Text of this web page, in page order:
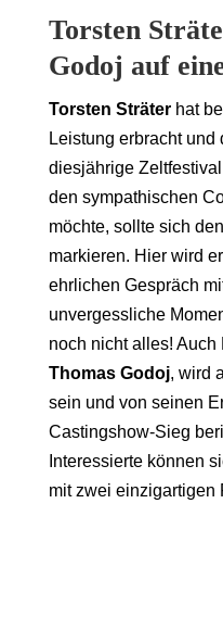
Torsten
Godoj auf
Torsten Sträterhat
Leistung erbracht und
diesjährige
den sympathischen
möchte, sollte sich
markieren. Hier wird
ehrlichen Gespräch
unvergessliche
noch nicht alles!
Thomas Godoj, wird
sein und von seinen
Castingshow-Sieg
Interessierte können
mit zwei einzigartigen